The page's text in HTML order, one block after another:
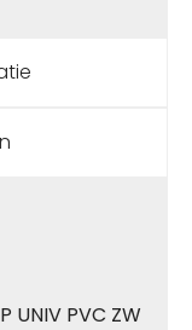
UNIV PVC ZW